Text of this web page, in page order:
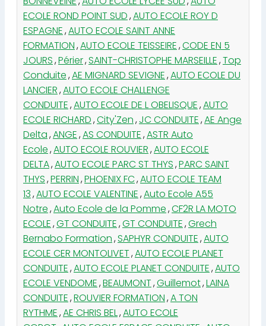
ECOLE ROND POINT SUD,AUTO ECOLE ROY D
ESPAGNE,AUTO ECOLE SAINT ANNE
FORMATION,AUTO ECOLE TEISSEIRE,CODE EN 5
JOURS,Périer,SAINT-CHRISTOPHE MARSEILLE,Top
Conduite,AE MIGNARD SEVIGNE,AUTO ECOLE DU
LANCIER,AUTO ECOLE CHALLENGE
CONDUITE,AUTO ECOLE DE L OBELISQUE,AUTO
ECOLE RICHARD,City'Zen,JC CONDUITE,AE Ange
Delta,ANGE,AS CONDUITE,ASTR Auto
Ecole,AUTO ECOLE ROUVIER,AUTO ECOLE
DELTA,AUTO ECOLE PARC ST THYS,PARC SAINT
THYS,PERRIN,PHOENIX FC,AUTO ECOLE TEAM
13,AUTO ECOLE VALENTINE,Auto Ecole A55
Notre,Auto Ecole de la Pomme,CF2R LA MOTO
ECOLE,GT CONDUITE,GT CONDUITE,Grech
Bernabo Formation,SAPHYR CONDUITE,AUTO
ECOLE CER MONTOLIVET,AUTO ECOLE PLANET
CONDUITE,AUTO ECOLE PLANET CONDUITE,AUTO
ECOLE VENDOME,BEAUMONT,Guillemot,LAINA
CONDUITE,ROUVIER FORMATION,A TON
RYTHME,AE CHRIS BEL,AUTO ECOLE